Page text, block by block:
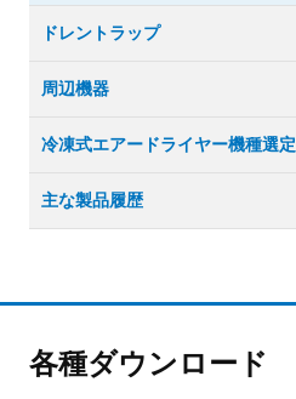
ドレントラップ
周辺機器
冷凍式エアードライヤー機種選定
主な製品履歴
各種ダウンロード